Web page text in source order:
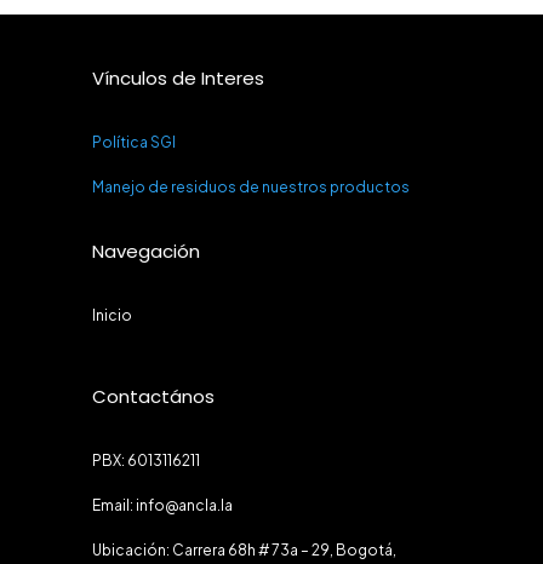
Vínculos de Interes
Política SGI
Manejo de residuos de nuestros productos
Navegación
Inicio
Contactános
PBX: 6013116211
Email: info@ancla.la
Ubicación: Carrera 68h # 73a – 29, Bogotá,